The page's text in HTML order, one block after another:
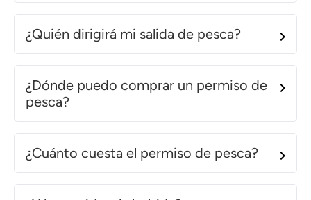
¿Quién dirigirá mi salida de pesca?
¿Dónde puedo comprar un permiso de
pesca?
¿Cuánto cuesta el permiso de pesca?